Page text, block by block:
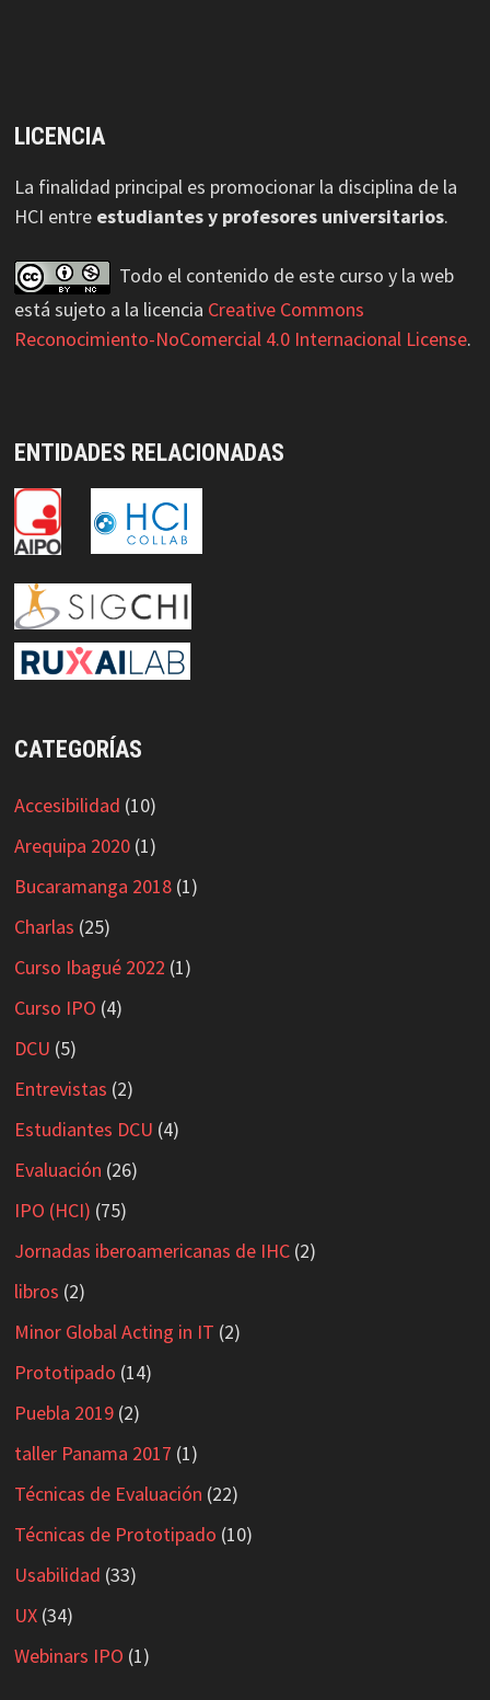
LICENCIA
La finalidad principal es promocionar la disciplina de la
HCI entre estudiantes y profesores universitarios.
Todo el contenido de este curso y la web
está sujeto a la licencia Creative Commons
Reconocimiento-NoComercial 4.0 Internacional License.
ENTIDADES RELACIONADAS
CATEGORÍAS
Accesibilidad (10)
Arequipa 2020(1)
Bucaramanga 2018(1)
Charlas (25)
Curso Ibagué 2022 (1)
Curso IPO (4)
DCU (5)
Entrevistas (2)
Estudiantes DCU (4)
Evaluación (26)
IPO (HCI) (75)
Jornadas iberoamericanas de IHC(2)
libros (2)
Minor Global Acting in IT (2)
Prototipado (14)
Puebla 2019(2)
taller Panama 2017 (1)
Técnicas de Evaluación (22)
Técnicas de Prototipado (10)
Usabilidad (33)
UX(34)
Webinars IPO (1)